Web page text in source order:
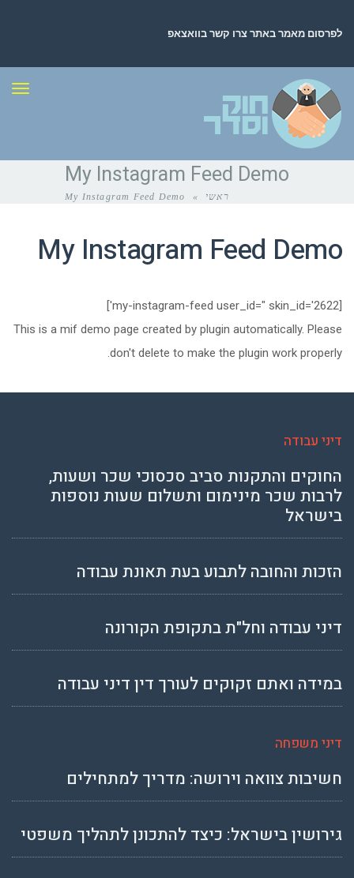
לפרסום מאמר באתר צרו קשר בוואצאפ
My Instagram Feed Demo
ראשי »
My Instagram Feed Demo
My Instagram Feed Demo
[my-instagram-feed user_id=" skin_id='2622']
This is a mif demo page created by plugin automatically. Please
don't delete to make the plugin work properly.
דיני עבודה
החוקים והתקנות סביב סכסוכי שכר ושעות,
לרבות שכר מינימום ותשלום שעות נוספות
בישראל
הזכות והחובה לתבוע בעת תאונת עבודה
דיני עבודה וחל"ת בתקופת הקורונה
במידה ואתם זקוקים לעורך דין דיני עבודה
דיני משפחה
חשיבות צוואה וירושה: מדריך למתחילים
גירושין בישראל: כיצד להתכונן לתהליך משפטי